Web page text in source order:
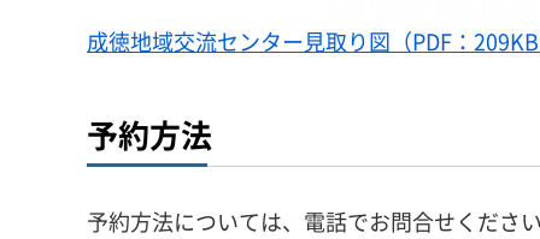
成徳地域交流センター見取り図（PDF：209KB
予約方法
予約方法については、電話でお問合せください